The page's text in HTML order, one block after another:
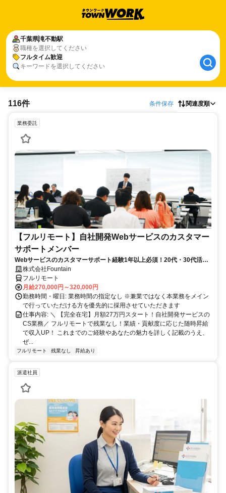
千葉県滝不動駅
職種を選択してください
フルタイム歓迎
キーワードを選択してください
116件 条件保存 関連度順
業務委託
【フルリモート】自社開発Webサービスのカスタマー
サポートメンバー
Webサービスのカスタマーサポート経験1年以上必須！20代・30代活躍
中！株式会社Fountain
フルリモート
月給270,000円～320,000円
勤務時間・曜日: 業務時間の指定なし ※兼業ではなく本業務をメイン
で行っていただける方を優先的に採用させていただきます
仕事内容: ＼ 【完全在宅】月額27万円スタート！自社開発サービスの
CS業務／ フルリモートで残業なし！業績・貢献度に応じた随時昇給
で収入UP！ これまでのご経験やあなたの魅力を詳しく記載のうえ、
ぜ...
フルリモート 残業なし 昇給あり
派遣社員